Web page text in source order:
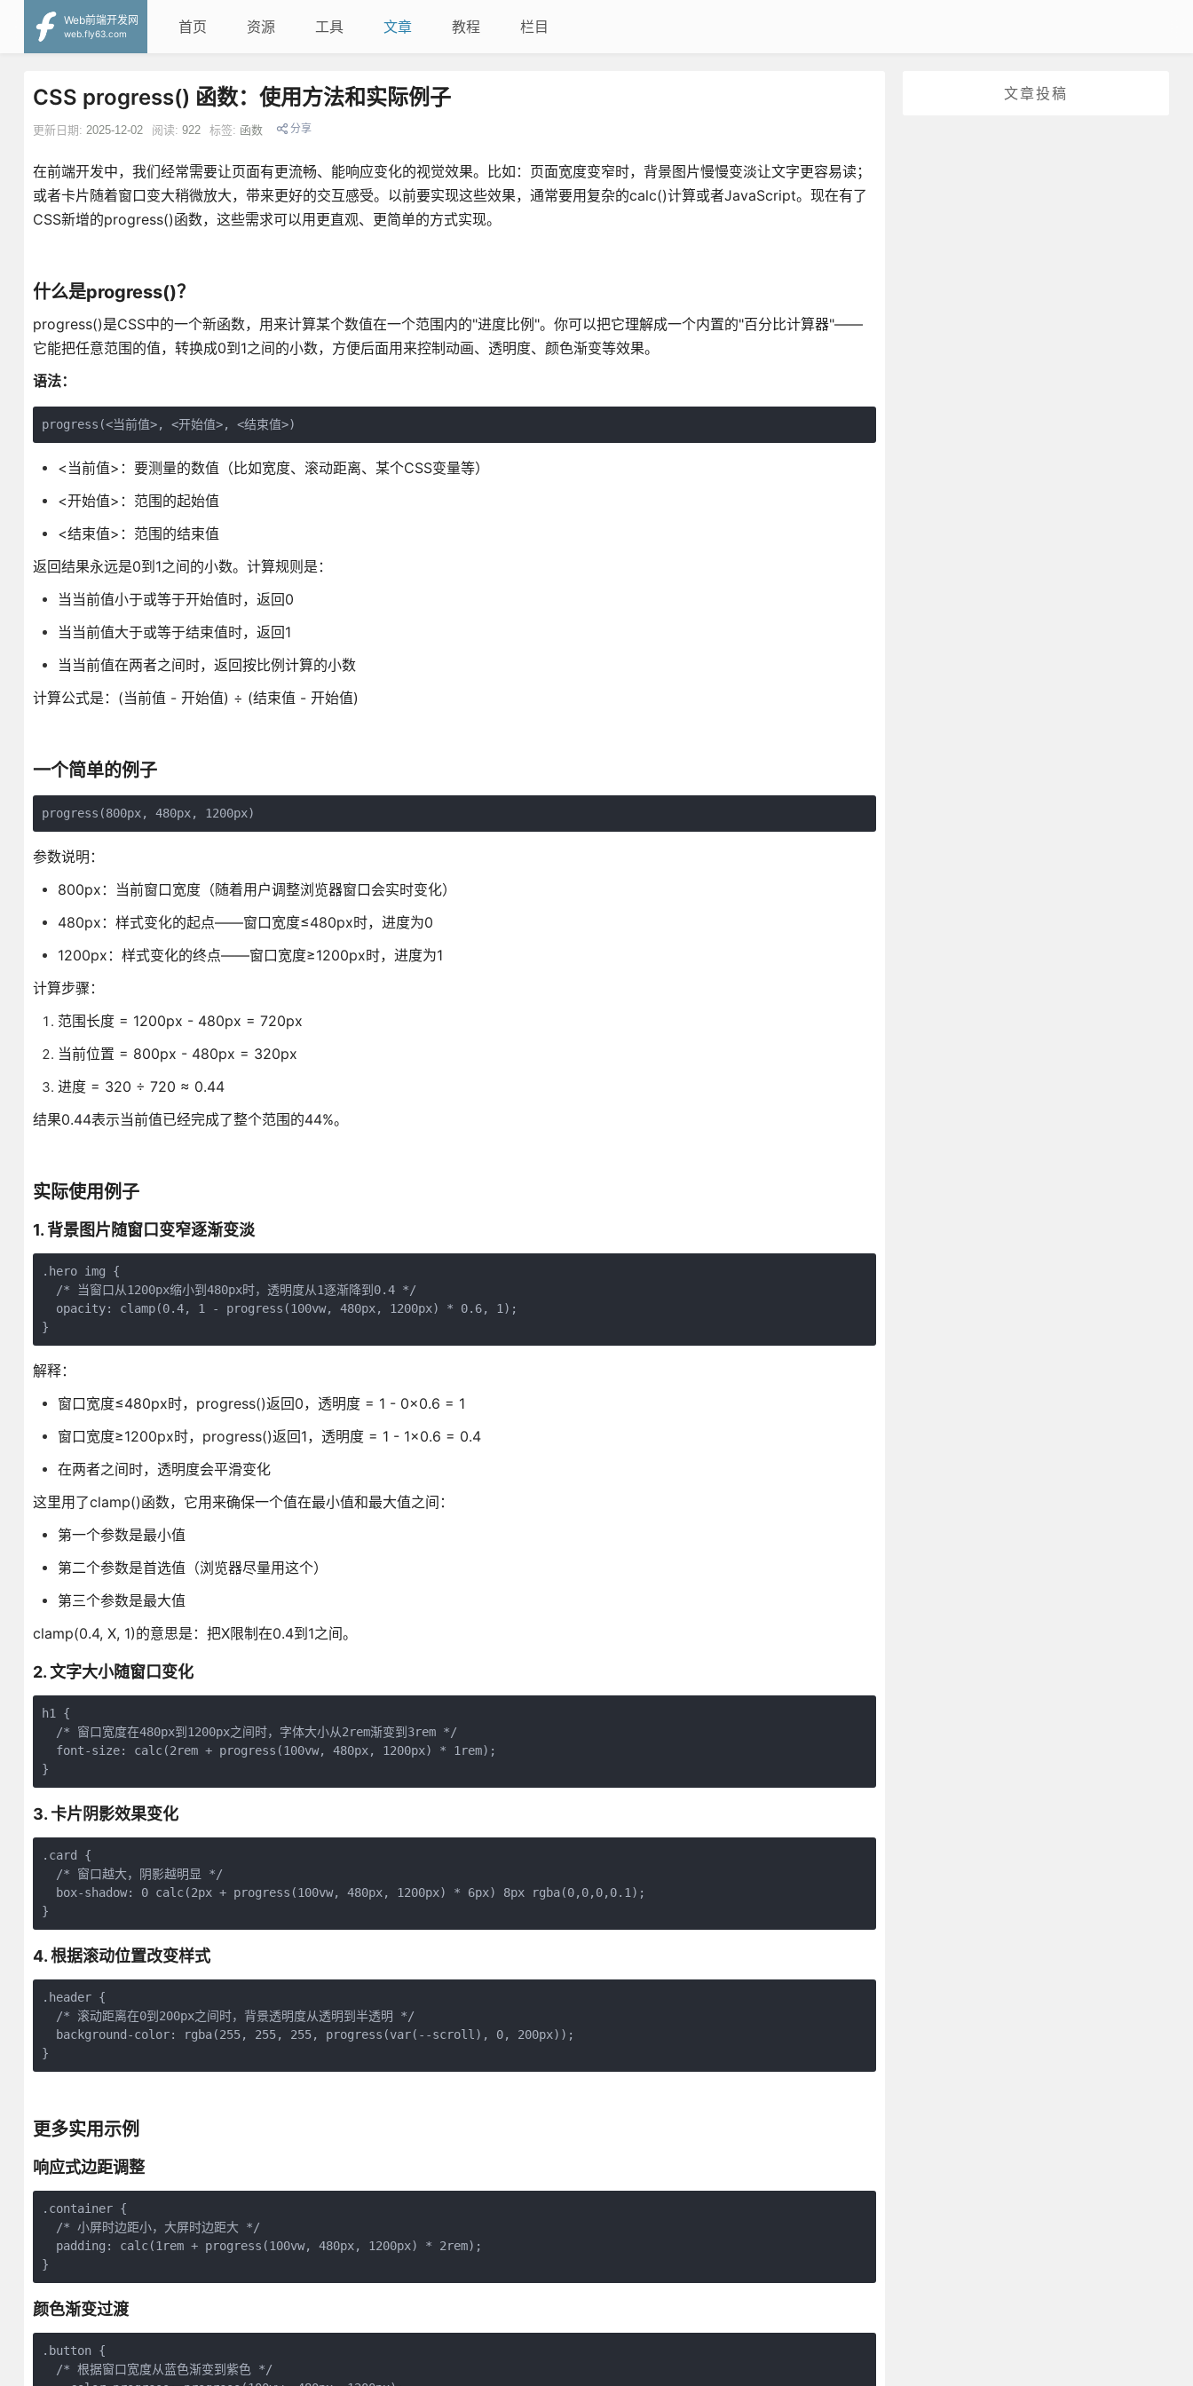
Web前端开发网
web.fly63.com
首页 资源 工具 文章 教程 栏目
文章投稿
CSS progress() 函数：使用方法和实际例子
更新日期: 2025-12-02 阅读: 922 标签: 函数 分享
在前端开发中，我们经常需要让页面有更流畅、能响应变化的视觉效果。比如：页面宽度变窄时，背景图片慢慢变淡让文字更容易读；
或者卡片随着窗口变大稍微放大，带来更好的交互感受。以前要实现这些效果，通常要用复杂的calc()计算或者JavaScript。现在有了
CSS新增的progress()函数，这些需求可以用更直观、更简单的方式实现。
什么是progress()？
progress()是CSS中的一个新函数，用来计算某个数值在一个范围内的"进度比例"。你可以把它理解成一个内置的"百分比计算器"——
它能把任意范围的值，转换成0到1之间的小数，方便后面用来控制动画、透明度、颜色渐变等效果。
语法：
progress(<当前值>, <开始值>, <结束值>)
<当前值>：要测量的数值（比如宽度、滚动距离、某个CSS变量等）
<开始值>：范围的起始值
<结束值>：范围的结束值
返回结果永远是0到1之间的小数。计算规则是：
当当前值小于或等于开始值时，返回0
当当前值大于或等于结束值时，返回1
当当前值在两者之间时，返回按比例计算的小数
计算公式是：(当前值 - 开始值) ÷ (结束值 - 开始值)
一个简单的例子
progress(800px, 480px, 1200px)
参数说明：
800px：当前窗口宽度（随着用户调整浏览器窗口会实时变化）
480px：样式变化的起点——窗口宽度≤480px时，进度为0
1200px：样式变化的终点——窗口宽度≥1200px时，进度为1
计算步骤：
范围长度 = 1200px - 480px = 720px
当前位置 = 800px - 480px = 320px
进度 = 320 ÷ 720 ≈ 0.44
结果0.44表示当前值已经完成了整个范围的44%。
实际使用例子
1. 背景图片随窗口变窄逐渐变淡
.hero img {
  /* 当窗口从1200px缩小到480px时，透明度从1逐渐降到0.4 */
  opacity: clamp(0.4, 1 - progress(100vw, 480px, 1200px) * 0.6, 1);
}
解释：
窗口宽度≤480px时，progress()返回0，透明度 = 1 - 0×0.6 = 1
窗口宽度≥1200px时，progress()返回1，透明度 = 1 - 1×0.6 = 0.4
在两者之间时，透明度会平滑变化
这里用了clamp()函数，它用来确保一个值在最小值和最大值之间：
第一个参数是最小值
第二个参数是首选值（浏览器尽量用这个）
第三个参数是最大值
clamp(0.4, X, 1)的意思是：把X限制在0.4到1之间。
2. 文字大小随窗口变化
h1 {
  /* 窗口宽度在480px到1200px之间时，字体大小从2rem渐变到3rem */
  font-size: calc(2rem + progress(100vw, 480px, 1200px) * 1rem);
}
3. 卡片阴影效果变化
.card {
  /* 窗口越大，阴影越明显 */
  box-shadow: 0 calc(2px + progress(100vw, 480px, 1200px) * 6px) 8px rgba(0,0,0,0.1);
}
4. 根据滚动位置改变样式
.header {
  /* 滚动距离在0到200px之间时，背景透明度从透明到半透明 */
  background-color: rgba(255, 255, 255, progress(var(--scroll), 0, 200px));
}
更多实用示例
响应式边距调整
.container {
  /* 小屏时边距小，大屏时边距大 */
  padding: calc(1rem + progress(100vw, 480px, 1200px) * 2rem);
}
颜色渐变过渡
.button {
  /* 根据窗口宽度从蓝色渐变到紫色 */